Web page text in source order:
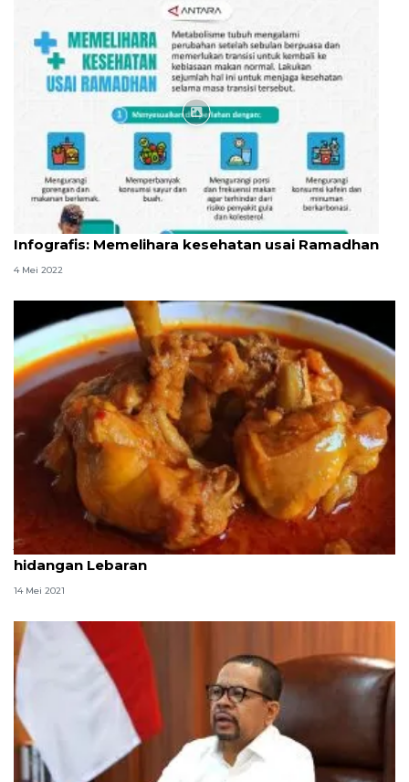
Infografik
Infografis: Memelihara kesehatan usai Ramadhan
4 Mei 2022
Jangan lupa sayuran dan buah usai santap
hidangan Lebaran
14 Mei 2021